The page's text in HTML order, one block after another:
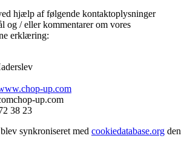
hjælp af følgende kontaktoplysninger
og / eller kommentarer om vores
erklæring:
up.com
chop-up.com
38 23
synkroniseret med cookiedatabase.org den